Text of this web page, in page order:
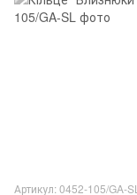
Артикул: 0452-105/GA-SL